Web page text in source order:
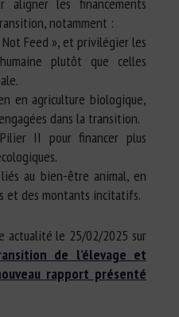
notamment :
Not Feed », et privilégier les
plutôt que celles
en agriculture biologique,
dans la transition.
II pour financer plus
au bien-être animal, en
et des montants incitatifs.
actualité le 25/02/2025 sur
de l’élevage et
rapport présenté